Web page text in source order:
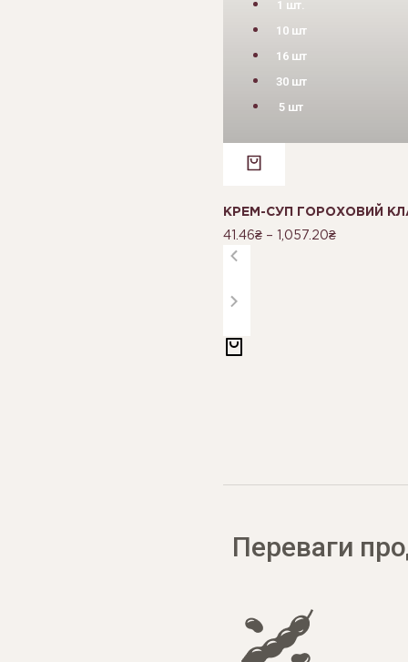
1 шт.
10 шт
16 шт
30 шт
5 шт
КРЕМ-СУП ГОРОХОВИЙ
41.46₴– 1,057.20₴
Переваги